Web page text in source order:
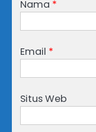
Nama *
Email *
Situs Web